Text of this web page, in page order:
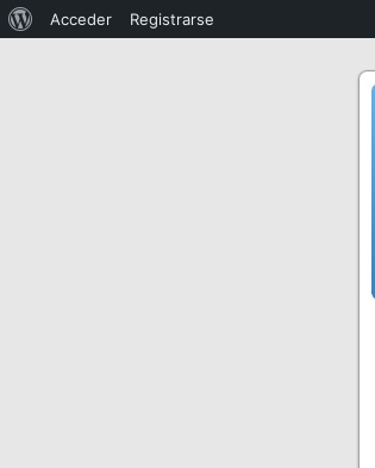
Acceder Registrarse